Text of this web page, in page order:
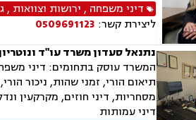
דיני משפחה , ירושות וצוואות ,
ליצירת קשר: 0509691123
נתנאל סעדון משרד עו"ד
המשרד עוסק בתחומים: דיני
תיאום הורי, זמני שהות, ניכור
מסחריות, דיני חוזים, מקרקעין
דיני עמותות